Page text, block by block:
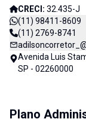
CRECI: 32.435-J
(11) 98411-8609
(11) 2769-8741
Avenida Luis
SP - 02260000
Plano